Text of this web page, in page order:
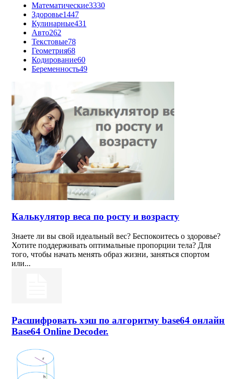
Математические3330
Здоровье1447
Кулинарные431
Авто262
Текстовые78
Геометрия68
Кодирование60
Беременность49
Калькулятор веса по росту и возрасту
Знаете ли вы свой идеальный вес? Беспокоитесь о здоровье?
Хотите поддерживать оптимальные пропорции тела? Для
того, чтобы начать менять образ жизни, заняться спортом
или...
Расшифровать хэш по алгоритму base64
Base64 Online Decoder.